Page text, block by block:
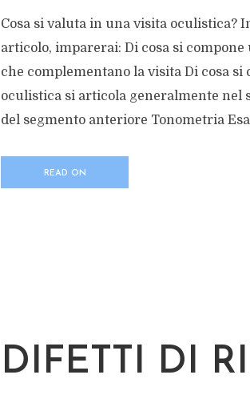
Cosa si valuta in una visita oculistica?
articolo, imparerai: Di cosa si
che complementano la visita Di cosa
oculistica si articola generalmente nel
del segmento anteriore Tonometria
READ ON
DIFETTI DI